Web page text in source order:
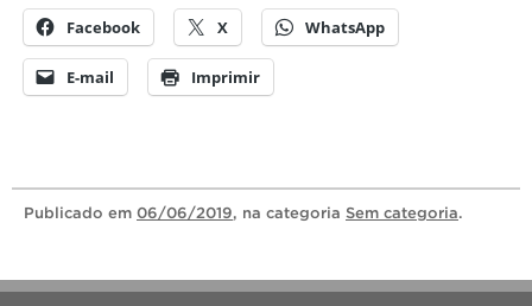
Facebook X WhatsApp
E-mail Imprimir
Publicado em 06/06/2019, na categoria Sem categoria.